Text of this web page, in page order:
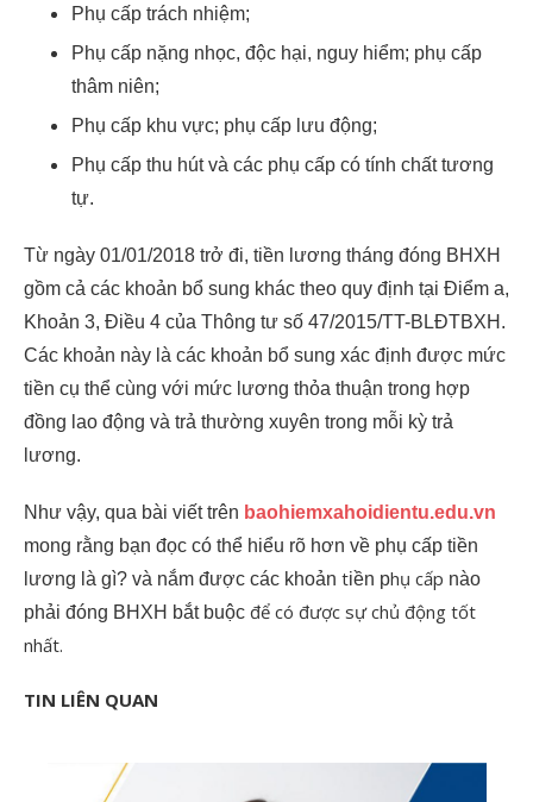
Phụ cấp trách nhiệm;
Phụ cấp nặng nhọc, độc hại, nguy hiểm; phụ cấp
thâm niên;
Phụ cấp khu vực; phụ cấp lưu động;
Phụ cấp thu hút và các phụ cấp có tính chất tương
tự.
Từ ngày 01/01/2018 trở đi, tiền lương tháng đóng BHXH
gồm cả các khoản bổ sung khác theo quy định tại Điểm a,
Khoản 3, Điều 4 của Thông tư số 47/2015/TT-BLĐTBXH.
Các khoản này là các khoản bổ sung xác định được mức
tiền cụ thể cùng với mức lương thỏa thuận trong hợp
đồng lao động và trả thường xuyên trong mỗi kỳ trả
lương.
Như vậy, qua bài viết trên baohiemxahoidientu.edu.vn
mong rằng bạn đọc có thể hiểu rõ hơn về phụ cấp tiền
lương là gì? và nắm được các khoản tiền phụ cấp nào
phải đóng BHXH bắt buộc để có được sự chủ động tốt
nhất.
TIN LIÊN QUAN